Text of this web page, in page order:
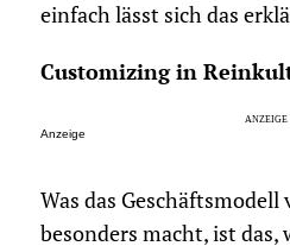
einfach lässt sich das
Customizing in
Anzeige
Was das Geschäftsmodell
besonders macht, ist das,